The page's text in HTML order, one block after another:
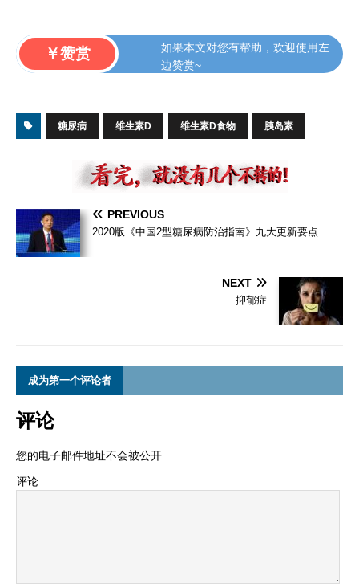
如果本文对您有帮助，欢迎使用左
边赞赏~
￥赞赏
糖尿病 维生素D 维生素D食物 胰岛素
PREVIOUS
2020版《中国2型糖尿病防治指南》九大更新要点
NEXT
抑郁症
成为第一个评论者
评论
您的电子邮件地址不会被公开.
评论